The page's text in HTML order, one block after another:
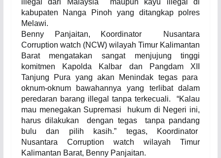
illegal dari Malaysia
maupun kayu illegal di
kabupaten Nanga Pinoh yang ditangkap polres
Melawi.
Benny Panjaitan, Koordinator
Nusantara
Corruption watch (NCW) wilayah Timur Kalimantan
Barat mengatakan sangat menjujung tinggi
komitmen Kapolda Kalbar dan Pangdam XII
Tanjung Pura yang akan Menindak tegas para
oknum-oknum bawahannya yang terlibat dalam
peredaran barang illegal tanpa terkecuali.
“Kalau
mau menegakan Supremasi
hukum di Negeri ini,
harus dilakukan
dengan tegas
tanpa pandang
bulu dan pilih kasih.” tegas, Koordinator
Nusantara Corruption watch wilayah Timur
Kalimantan Barat, Benny Panjaitan.